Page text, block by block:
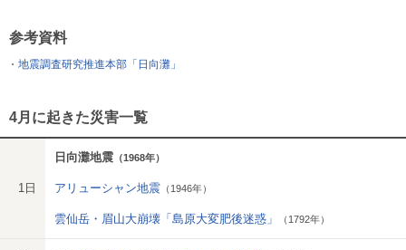
参考資料
地震調査研究推進本部「日向灘」
4月に起きた災害一覧
1日
日向灘地震 （1968年）
アリューシャン地震 （1946年）
雲仙岳・眉山大崩壊「島原大変肥後迷惑」 （1792年）